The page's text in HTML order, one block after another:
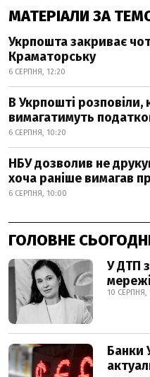
МАТЕРІАЛИ ЗА
Укрпошта закриває
Краматорську
6 СЕРПНЯ, 12:20
В Укрпошті розповіли,
вимагатимуть
6 СЕРПНЯ, 10:20
НБУ дозволив не
хоча раніше вимагав
6 СЕРПНЯ, 10:00
ГОЛОВНЕ
У ДТП
10 СЕРПНЯ,
Банки